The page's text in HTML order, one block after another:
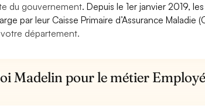
du gouvernement. Depuis le 1er janvier 2019,
par leur Caisse Primaire d’Assurance Maladie
département.
Madelin pour le métier